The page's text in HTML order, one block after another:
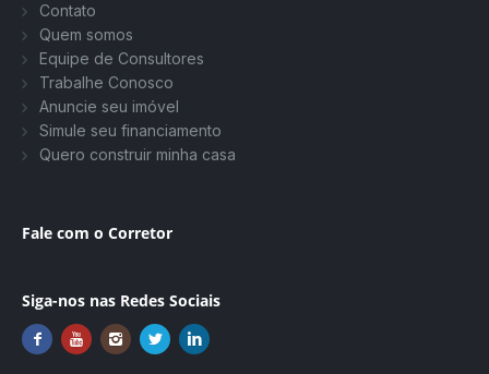
Contato
Quem somos
Equipe de Consultores
Trabalhe Conosco
Anuncie seu imóvel
Simule seu financiamento
Quero construir minha casa
Fale com o Corretor
Siga-nos nas Redes Sociais